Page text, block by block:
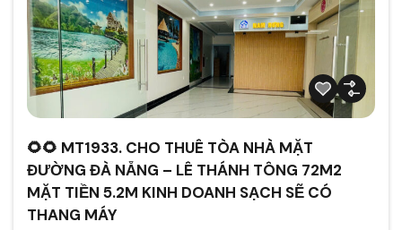
🌻🌻 MT1933. CHO THUÊ TÒA NHÀ MẶT
ĐƯỜNG ĐÀ NẴNG – LÊ THÁNH TÔNG 72M2
MẶT TIỀN 5.2M KINH DOANH SẠCH SẼ CÓ
THANG MÁY